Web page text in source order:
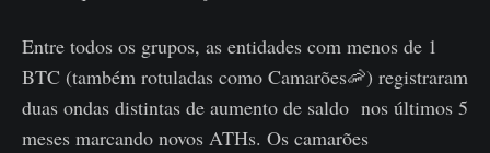
Entre todos os grupos, as entidades com menos de 1
BTC (também rotuladas como Camarões🦐) registraram
duas ondas distintas de aumento de saldo nos últimos 5
meses marcando novos ATHs. Os camarões